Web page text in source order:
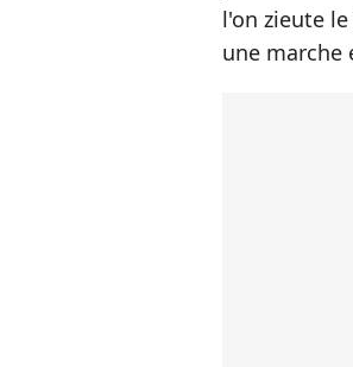
l'on zieute
une marche